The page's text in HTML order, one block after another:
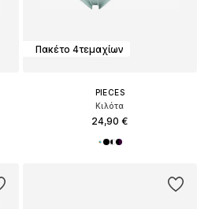
Πακέτο 4τεμαχίων
PIECES
Κιλότα
24,90 €